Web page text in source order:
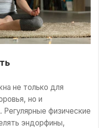
не только для
но и
Регулярные физические
эндорфины,